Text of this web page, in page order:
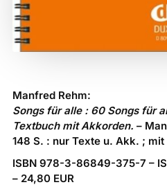
Manfred Rehm:
Songs für alle : 60 Songs für
Textbuch mit Akkorden. –
148 S. : nur Texte u. Akk. ; mit
ISBN 978-3-86849-375-7 –
– 24,80 EUR